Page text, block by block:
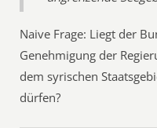
Naive Frage: Liegt der
Genehmigung der
dem syrischen
dürfen?